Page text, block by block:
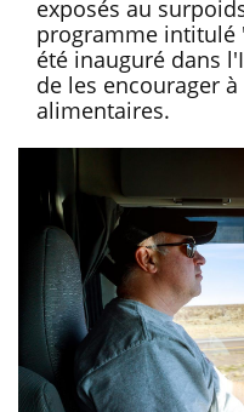
exposés au
programme intitulé
été inauguré dans
de les encourager
alimentaires.